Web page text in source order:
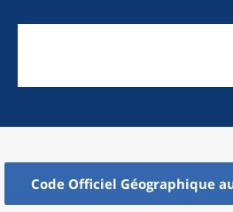
Code Officiel Géographique